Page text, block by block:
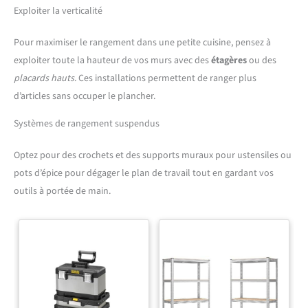
de deco murale.
Saint-Valentin ou toute autre occasion : offrez-le aux mamans, aux
Exploiter la verticalité
Pour maximiser le rangement dans une petite cuisine, pensez à
exploiter toute la hauteur de vos murs avec desétagèresou des
placards hauts. Ces installations permettent de ranger plus
d’articles sans occuper le plancher.
Systèmes de rangement suspendus
Optez pour des crochets et des supports muraux pour ustensiles ou
pots d’épice pour dégager le plan de travail tout en gardant vos
outils à portée de main.